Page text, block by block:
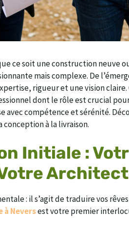
ce soit une construction neuve
mais complexe. De
rigueur et une vision claire.
dont le rôle est crucial
avec compétence et sérénité.
à la livraison.
Initiale :
: il s’agit de traduire vos
à Neversest votre premier